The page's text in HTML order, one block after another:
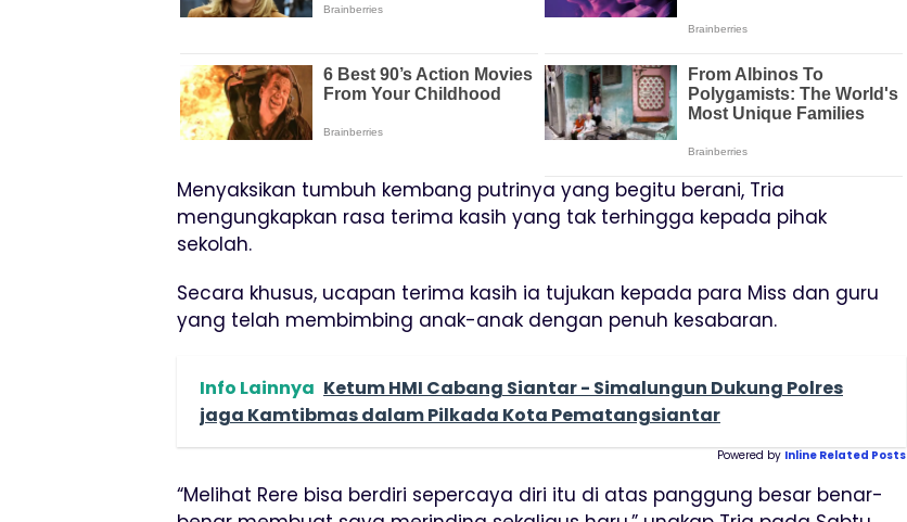
Menyaksikan tumbuh kembang putrinya yang begitu berani, Tria
mengungkapkan rasa terima kasih yang tak terhingga kepada pihak
sekolah.
Secara khusus, ucapan terima kasih ia tujukan kepada para Miss dan guru
yang telah membimbing anak-anak dengan penuh kesabaran.
Info Lainnya Ketum HMI Cabang Siantar - Simalungun Dukung Polres
jaga Kamtibmas dalam Pilkada Kota Pematangsiantar
Powered by Inline Related Posts
“Melihat Rere bisa berdiri sepercaya diri itu di atas panggung besar benar-